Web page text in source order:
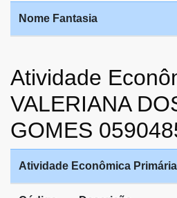
Nome Fantasia
Atividade
VALERIANA
GOMES
Atividade Econômica Primária